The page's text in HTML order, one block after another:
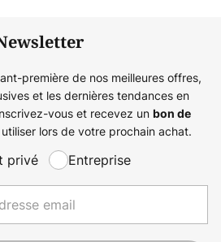
première de nos meilleures offres,
et les dernières tendances en
vous et recevez un bon de
lors de votre prochain achat.
privé Entreprise